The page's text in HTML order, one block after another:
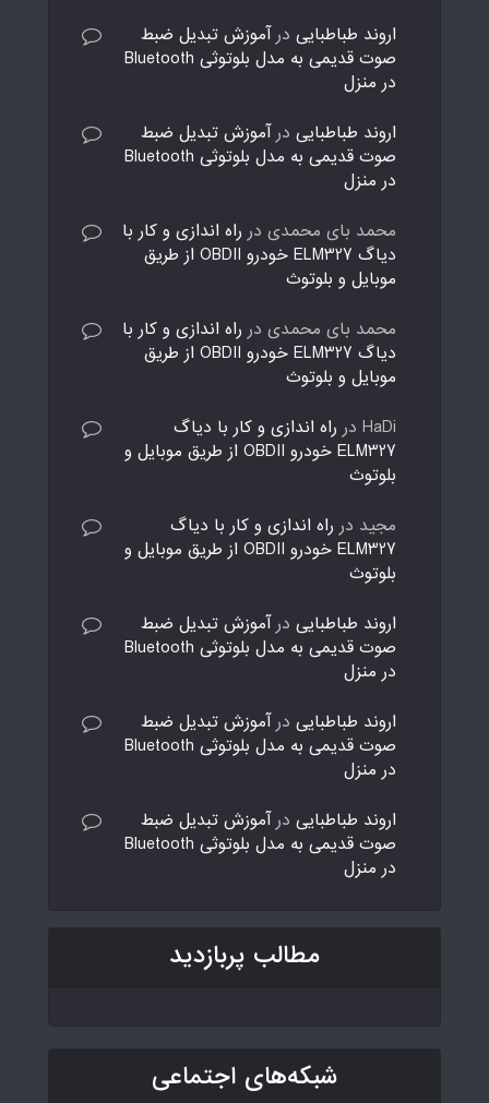
اروند طباطبایی درآموزش تبدیل ضبط
صوت قدیمی به مدل بلوتوثی Bluetooth
در منزل
اروند طباطبایی درآموزش تبدیل ضبط
صوت قدیمی به مدل بلوتوثی Bluetooth
در منزل
محمد بای محمدی در راه اندازی و کار با
دیاگ ELM327 خودرو OBDII از طریق
موبایل و بلوتوث
محمد بای محمدی در راه اندازی و کار با
دیاگ ELM327 خودرو OBDII از طریق
موبایل و بلوتوث
HaDi در راه اندازی و کار با دیاگ
ELM327 خودرو OBDII از طریق موبایل و
بلوتوث
مجید در راه اندازی و کار با دیاگ
ELM327 خودرو OBDII از طریق موبایل و
بلوتوث
اروند طباطبایی درآموزش تبدیل ضبط
صوت قدیمی به مدل بلوتوثی Bluetooth
در منزل
اروند طباطبایی درآموزش تبدیل ضبط
صوت قدیمی به مدل بلوتوثی Bluetooth
در منزل
اروند طباطبایی درآموزش تبدیل ضبط
صوت قدیمی به مدل بلوتوثی Bluetooth
در منزل
مطالب پربازدید
شبکه‌های اجتماعی